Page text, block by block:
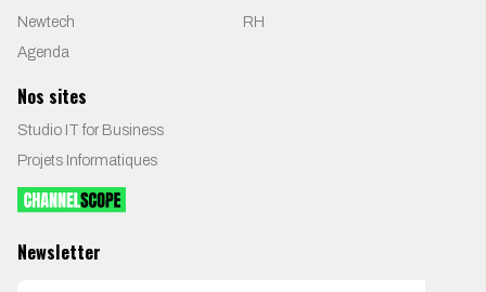
Newtech
RH
Agenda
Nos sites
Studio IT for Business
Projets Informatiques
Newsletter